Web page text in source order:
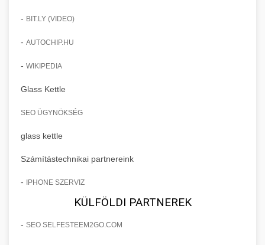
- BIT.LY (VIDEO)
- AUTOCHIP.HU
- WIKIPEDIA
Glass Kettle
SEO ÜGYNÖKSÉG
glass kettle
Számítástechnikai partnereink
- IPHONE SZERVIZ
KÜLFÖLDI PARTNEREK
- SEO SELFESTEEM2GO.COM